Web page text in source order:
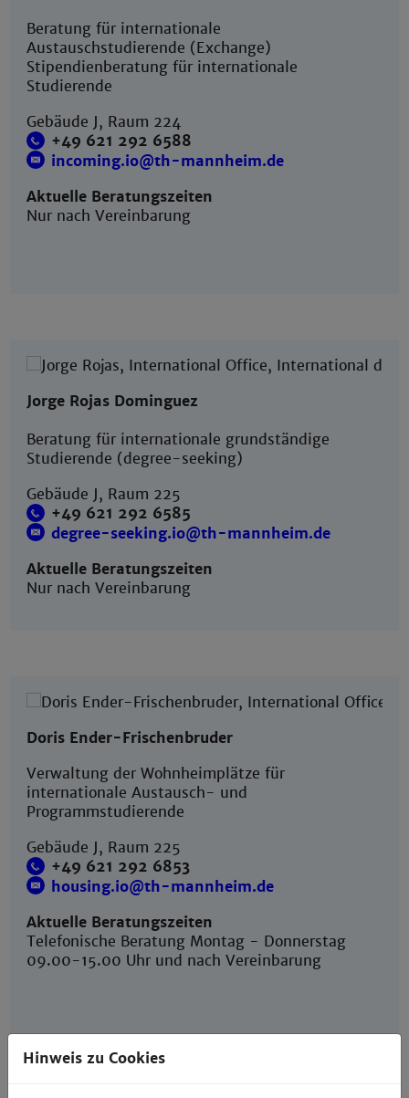
Beratung für internationale
Austauschstudierende (Exchange)
Stipendienberatung für internationale
Studierende
Gebäude J, Raum 224
+49 621 292 6588
incoming.io@th-mannheim.de
Aktuelle Beratungszeiten
Nur nach Vereinbarung
Jorge Rojas Dominguez
Beratung für internationale grundständige
Studierende (degree-seeking)
Gebäude J, Raum 225
+49 621 292 6585
degree-seeking.io@th-mannheim.de
Aktuelle Beratungszeiten
Nur nach Vereinbarung
Doris Ender-Frischenbruder
Verwaltung der Wohnheimplätze für
internationale Austausch- und
Programmstudierende
Gebäude J, Raum 225
+49 621 292 6853
housing.io@th-mannheim.de
Aktuelle Beratungszeiten
Telefonische Beratung Montag - Donnerstag
09.00-15.00 Uhr und nach Vereinbarung
Hinweis zu Cookies